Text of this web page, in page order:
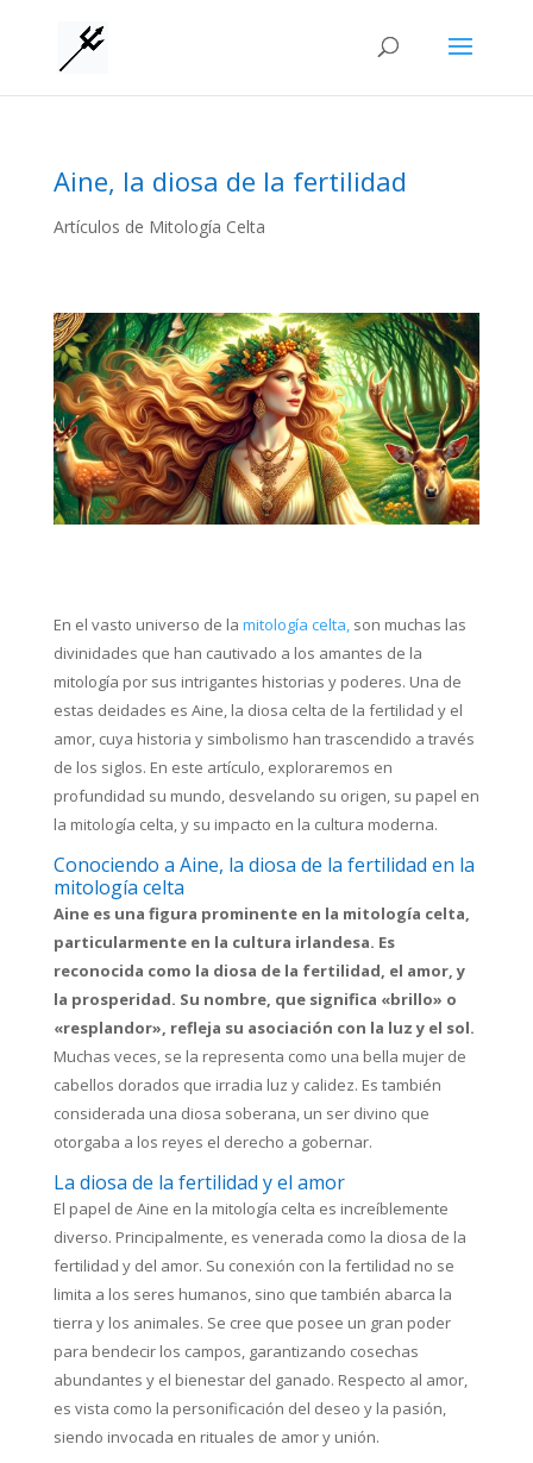
Aine, la diosa de la fertilidad
Artículos de Mitología Celta
En el vasto universo de la mitología celta,son muchas las
divinidades que han cautivado a los amantes de la
mitología por sus intrigantes historias y poderes. Una de
estas deidades es Aine, la diosa celta de la fertilidad y el
amor, cuya historia y simbolismo han trascendido a través
de los siglos. En este artículo, exploraremos en
profundidad su mundo, desvelando su origen, su papel en
la mitología celta, y su impacto en la cultura moderna.
Conociendo a Aine, la diosa de la fertilidad en la
mitología celta
Aine es una figura prominente en la mitología celta,
particularmente en la cultura irlandesa. Es
reconocida como la diosa de la fertilidad, el amor, y
la prosperidad. Su nombre, que significa «brillo» o
«resplandor», refleja su asociación con la luz y el sol.
Muchas veces, se la representa como una bella mujer de
cabellos dorados que irradia luz y calidez. Es también
considerada una diosa soberana, un ser divino que
otorgaba a los reyes el derecho a gobernar.
La diosa de la fertilidad y el amor
El papel de Aine en la mitología celta es increíblemente
diverso. Principalmente, es venerada como la diosa de la
fertilidad y del amor. Su conexión con la fertilidad no se
limita a los seres humanos, sino que también abarca la
tierra y los animales. Se cree que posee un gran poder
para bendecir los campos, garantizando cosechas
abundantes y el bienestar del ganado. Respecto al amor,
es vista como la personificación del deseo y la pasión,
siendo invocada en rituales de amor y unión.